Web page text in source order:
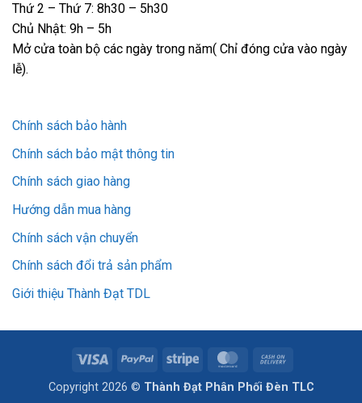
Thứ 2 – Thứ 7: 8h30 – 5h30
Chủ Nhật: 9h – 5h
Mở cửa toàn bộ các ngày trong năm( Chỉ đóng cửa vào ngày
lễ).
Chính sách bảo hành
Chính sách bảo mật thông tin
Chính sách giao hàng
Hướng dẫn mua hàng
Chính sách vận chuyển
Chính sách đổi trả sản phẩm
Giới thiệu Thành Đạt TDL
Visa PayPal Stripe MasterCard
Delivery
Copyright 2026 © Thành Đạt Phân Phối Đèn TLC